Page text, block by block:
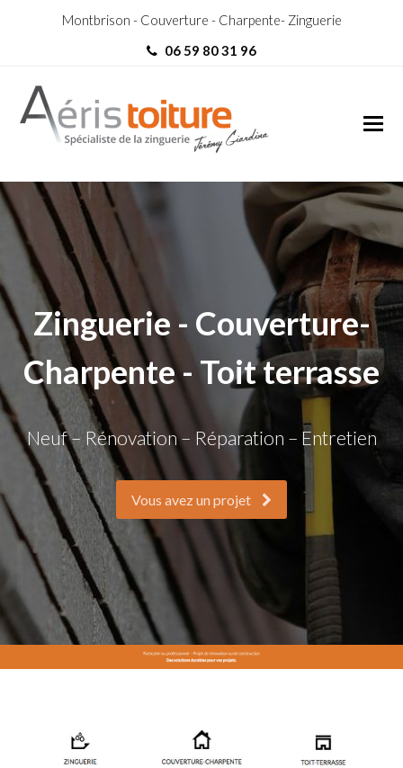
Montbrison - Couverture - Charpente- Zinguerie
06 59 80 31 96
Zingueur Montélimar
Zinguerie - Couverture-
Charpente - Toit terrasse
Neuf – Rénovation – Réparation – Entretien
Vous avez un projet